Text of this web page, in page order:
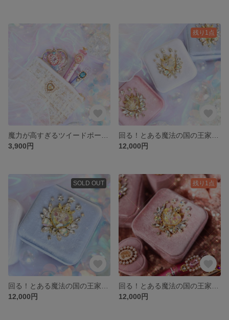
3,900円
残り1点
12,000円
SOLD OUT
12,000円
残り1点
12,000円